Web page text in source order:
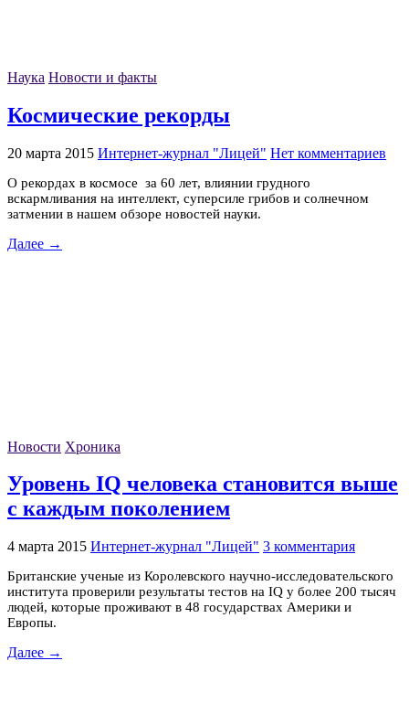
Наука Новости и факты
Космические рекорды
20 марта 2015 Интернет-журнал "Лицей" Нет комментариев
О рекордах в космосе за 60 лет, влиянии грудного
вскармливания на интеллект, суперсиле грибов и солнечном
затмении в нашем обзоре новостей науки.
Далее →
Новости Хроника
Уровень IQ человека становится выше
с каждым поколением
4 марта 2015 Интернет-журнал "Лицей" 3 комментария
Британские ученые из Королевского научно-исследовательского
института проверили результаты тестов на IQ у более 200 тысяч
людей, которые проживают в 48 государствах Америки и
Европы.
Далее →